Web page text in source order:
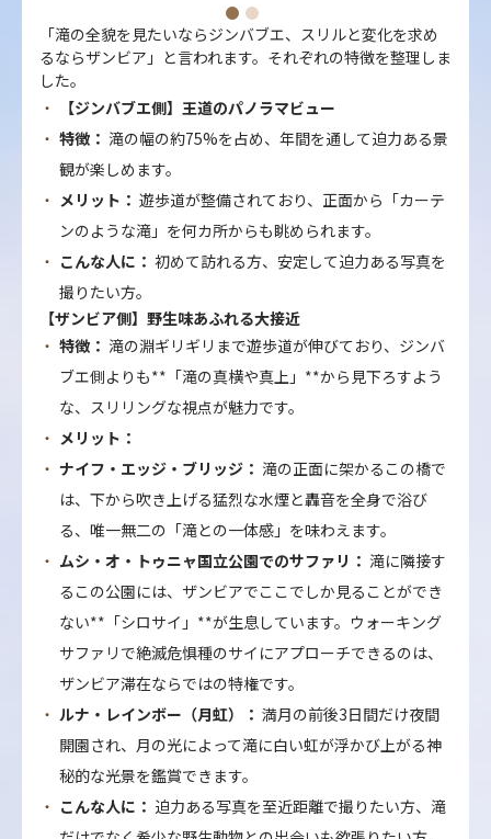
「滝の全貌を見たいならジンバブエ、スリルと変化を求め
るならザンビア」と言われます。それぞれの特徴を整理しま
した。
【ジンバブエ側】王道のパノラマビュー
特徴： 滝の幅の約75%を占め、年間を通して迫力ある景
観が楽しめます。
メリット： 遊歩道が整備されており、正面から「カーテ
ンのような滝」を何カ所からも眺められます。
こんな人に： 初めて訪れる方、安定して迫力ある写真を
撮りたい方。
【ザンビア側】野生味あふれる大接近
特徴： 滝の淵ギリギリまで遊歩道が伸びており、ジンバ
ブエ側よりも**「滝の真横や真上」**から見下ろすよう
な、スリリングな視点が魅力です。
メリット：
ナイフ・エッジ・ブリッジ： 滝の正面に架かるこの橋で
は、下から吹き上げる猛烈な水煙と轟音を全身で浴び
る、唯一無二の「滝との一体感」を味わえます。
ムシ・オ・トゥニャ国立公園でのサファリ： 滝に隣接す
るこの公園には、ザンビアでここでしか見ることができ
ない**「シロサイ」**が生息しています。ウォーキング
サファリで絶滅危惧種のサイにアプローチできるのは、
ザンビア滞在ならではの特権です。
ルナ・レインボー（月虹）： 満月の前後3日間だけ夜間
開園され、月の光によって滝に白い虹が浮かび上がる神
秘的な光景を鑑賞できます。
こんな人に： 迫力ある写真を至近距離で撮りたい方、滝